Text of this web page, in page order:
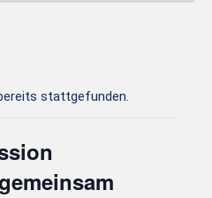
stattgefunden.